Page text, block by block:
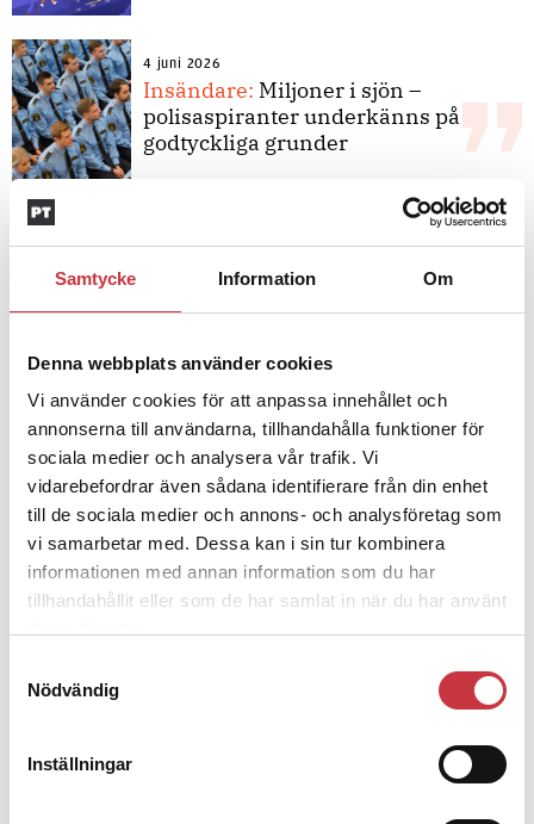
Samtycke Information Om
Denna webbplats använder cookies
Vi använder cookies för att anpassa innehållet och
annonserna till användarna, tillhandahålla funktioner för
sociala medier och analysera vår trafik. Vi
vidarebefordrar även sådana identifierare från din enhet
till de sociala medier och annons- och analysföretag som
vi samarbetar med. Dessa kan i sin tur kombinera
informationen med annan information som du har
tillhandahållit eller som de har samlat in när du har använt
Nödvändig
Inställningar
4 juni 2026
Insändare: Miljoner i sjön –
polisaspiranter underkänns på
godtyckliga grunder
– nu ska han lära sig grunderna
4 juni 2026
Polisregionen erkänner fel: ”Kommer
att rättas till”
Debatt